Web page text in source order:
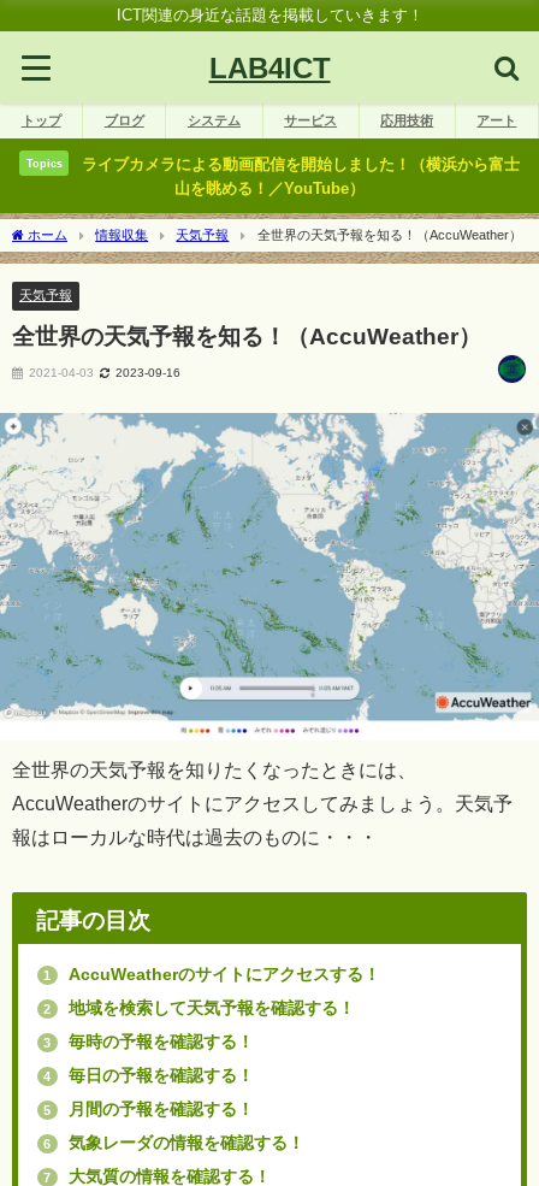
ICT関連の身近な話題を掲載していきます！
LAB4ICT
トップ ブログ システム サービス 応用技術 アート
Topics
ライブカメラによる動画配信を開始しました！（横浜から富士
山を眺める！／YouTube）
ホーム 情報収集 天気予報 全世界の天気予報を知る！（AccuWeather）
天気予報
全世界の天気予報を知る！（AccuWeather）
2021-04-03 2023-09-16
全世界の天気予報を知りたくなったときには、
AccuWeatherのサイトにアクセスしてみましょう。天気予
報はローカルな時代は過去のものに・・・
記事の目次
1 AccuWeatherのサイトにアクセスする！
2 地域を検索して天気予報を確認する！
3 毎時の予報を確認する！
4 毎日の予報を確認する！
5 月間の予報を確認する！
6 気象レーダの情報を確認する！
7 大気質の情報を確認する！